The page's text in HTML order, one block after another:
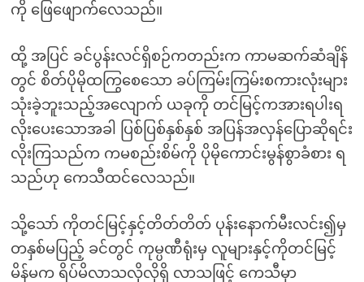
ကို ဖြေဖျောက်လေသည်။
ထို့ အပြင် ခင်ပွန်းလင်ရှိစဉ်ကတည်းက ကာမဆက်ဆံချိန်
တွင် စိတ်ပိုမိုထကြွစေသော ခပ်ကြမ်းကြမ်းစကားလုံးများ
သုံးခဲ့ဘူးသည့်အလျောက် ယခုကို တင်မြင့်ကအားရပါးရ
လိုးပေးသောအခါ ပြစ်ပြစ်နှစ်နှစ် အပြန်အလှန်ပြောဆိုရင်း
လိုးကြသည်က ကမစည်းစိမ်ကို ပိုမိုကောင်းမွန်စွာခံစား ရ
သည်ဟု ကေသီထင်လေသည်။
သို့သော် ကိုတင်မြင့်နှင့်တိတ်တိတ် ပုန်းနောက်မီးလင်း၍မှ
တနှစ်မပြည့် ခင်တွင် ကုမ္ပဏီရုံးမှ လူများနှင့်ကိုတင်မြင့်
မိန်မက ရိပ်မိလာသလိုလိုရှိ လာသဖြင့် ကေသီမှာ